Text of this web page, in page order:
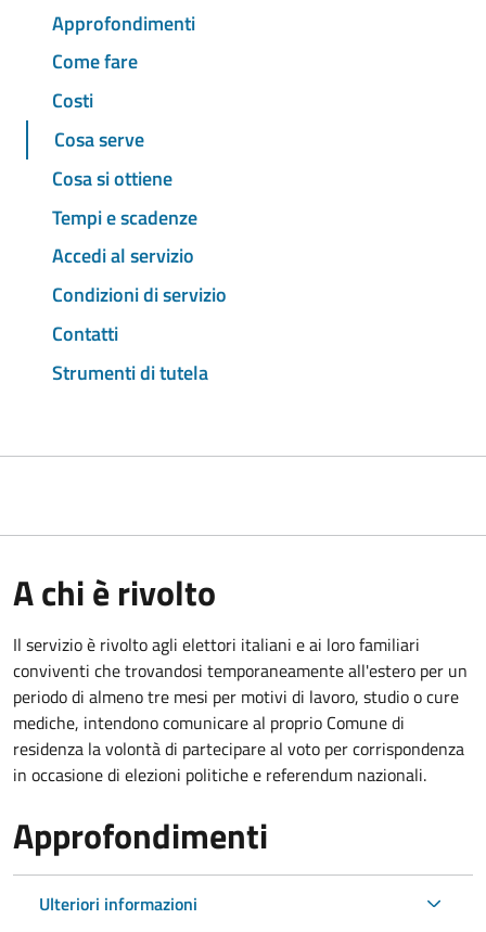
Approfondimenti
Come fare
Costi
Cosa serve
Cosa si ottiene
Tempi e scadenze
Accedi al servizio
Condizioni di servizio
Contatti
Strumenti di tutela
A chi è rivolto
Il servizio è rivolto agli elettori italiani e ai loro familiari
conviventi che trovandosi temporaneamente all'estero per un
periodo di almeno tre mesi per motivi di lavoro, studio o cure
mediche, intendono comunicare al proprio Comune di
residenza la volontà di partecipare al voto per corrispondenza
in occasione di elezioni politiche e referendum nazionali.
Approfondimenti
Ulteriori informazioni